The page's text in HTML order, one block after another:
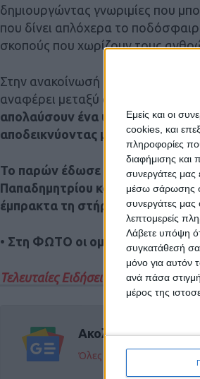
Εμείς και οι
cookies, και
πληροφορίες
διαφήμισης και
συνεργάτες μας
μέσω σάρωσης
συνεργάτες
λεπτομερείς
Λάβετε υπόψη
συγκατάθεσή
μόνο για αυτόν
ανά πάσα
μέρος της
δημιουργώντας γνωριμίες που
που δίνει απλόχερα το
σκοπούς που χωρίζουν τους
Στην ανακοίνωσή της για το
αναφέρει μεταξύ άλλων:
«Τα
απολαύσουν ένα υπέροχο
αποδεικνύοντας μας ότι το
Το παρών έδωσε ο Πρόεδρος
Παπαδημητρίου καθώς και μέλη
έμπρακτα τη στήριξή τους στις
• Στη ΦΩΤΟ οι ομάδες της
Τελευταίες Ειδήσεις Σήμερα
Ακολούθησε την
Όλες οι εξελίξεις στην